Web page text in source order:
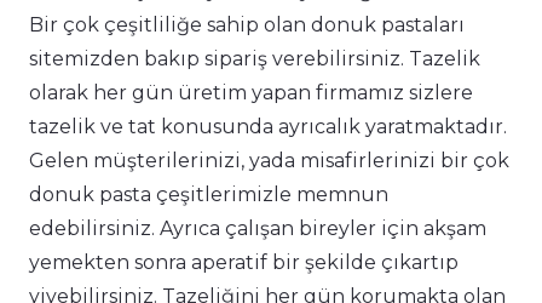
Bir çok çeşitliliğe sahip olan donuk pastaları
sitemizden bakıp sipariş verebilirsiniz. Tazelik
olarak her gün üretim yapan firmamız sizlere
tazelik ve tat konusunda ayrıcalık yaratmaktadır.
Gelen müşterilerinizi, yada misafirlerinizi bir çok
donuk pasta çeşitlerimizle memnun
edebilirsiniz. Ayrıca çalışan bireyler için akşam
yemekten sonra aperatif bir şekilde çıkartıp
yiyebilirsiniz. Tazeliğini her gün korumakta olan